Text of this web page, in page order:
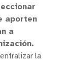
aporten
a
la